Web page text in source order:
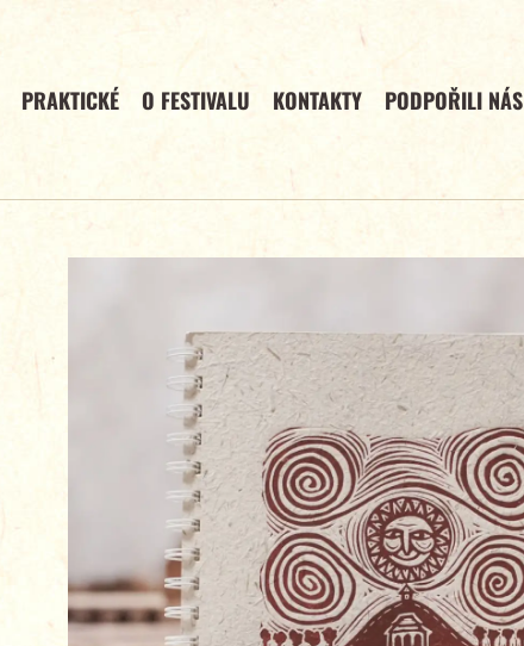
PRAKTICKÉ O FESTIVALU KONTAKTY PODPOŘILI NÁS